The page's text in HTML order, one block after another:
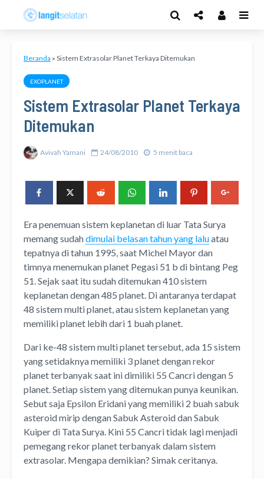
Beranda » Sistem Extrasolar Planet Terkaya Ditemukan
EXOPLANET
Sistem Extrasolar Planet Terkaya
Ditemukan
Avivah Yamani 24/08/2010 5 menit baca
Era penemuan sistem keplanetan di luar Tata Surya
memang sudahdimulai belasan tahun yang laluatau
tepatnya di tahun 1995, saat Michel Mayor dan
timnya menemukan planet Pegasi 51 b di bintang Peg
51. Sejak saat itu sudah ditemukan 410 sistem
keplanetan dengan 485 planet. Di antaranya terdapat
48 sistem multi planet, atau sistem keplanetan yang
memiliki planet lebih dari 1 buah planet.
Dari ke-48 sistem multi planet tersebut, ada 15 sistem
yang setidaknya memiliki 3 planet dengan rekor
planet terbanyak saat ini dimiliki 55 Cancri dengan 5
planet. Setiap sistem yang ditemukan punya keunikan.
Sebut saja Epsilon Eridani yang memiliki 2 buah sabuk
asteroid mirip dengan Sabuk Asteroid dan Sabuk
Kuiper di Tata Surya. Kini 55 Cancri tidak lagi menjadi
pemegang rekor planet terbanyak dalam sistem
extrasolar. Mengapa demikian? Simak ceritanya.